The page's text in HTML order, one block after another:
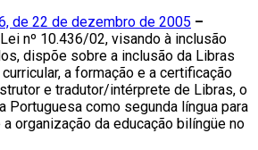
de 22 de dezembro de 2005 –
nº 10.436/02, visando à inclusão
dispõe sobre a inclusão da Libras
a formação e a certificação
e tradutor/intérprete de Libras, o
Portuguesa como segunda língua para
organização da educação bilíngüe no